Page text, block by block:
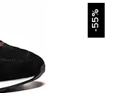
-55%